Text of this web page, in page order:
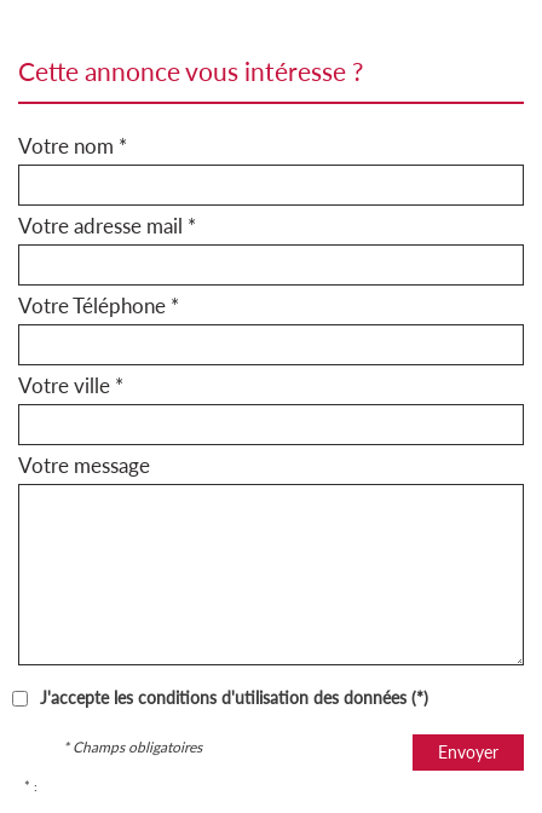
cette annonce vous intéresse ?
Votre nom *
Votre adresse mail *
Votre Téléphone *
Votre ville *
Votre message
J'accepte les conditions d'utilisation des données (*)
Envoyer
* Champs obligatoires
* :